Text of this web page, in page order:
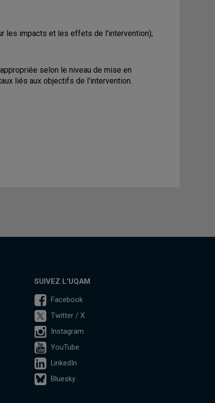
les impacts et les effets de l'intervention);
selon le niveau de mise en
liés aux objectifs de l'intervention.
SUIVEZ L'UQAM
Facebook
Twitter / X
Instagram
YouTube
LinkedIn
Bluesky